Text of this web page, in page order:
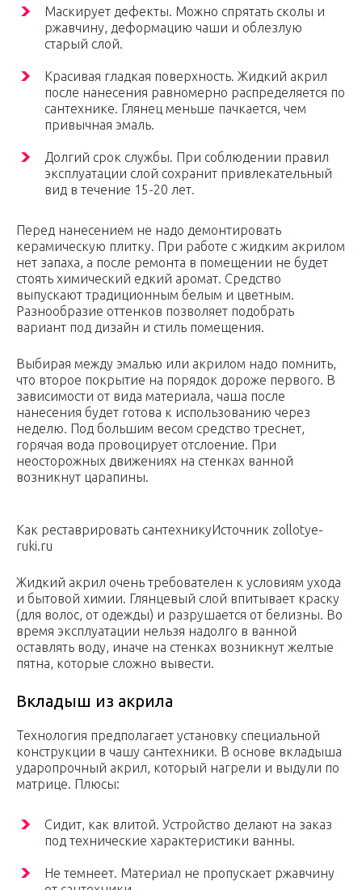
Маскирует дефекты. Можно спрятать сколы и
ржавчину, деформацию чаши и облезлую
старый слой.
Красивая гладкая поверхность. Жидкий акрил
после нанесения равномерно распределяется по
сантехнике. Глянец меньше пачкается, чем
привычная эмаль.
Долгий срок службы. При соблюдении правил
эксплуатации слой сохранит привлекательный
вид в течение 15-20 лет.
Перед нанесением не надо демонтировать
керамическую плитку. При работе с жидким акрилом
нет запаха, а после ремонта в помещении не будет
стоять химический едкий аромат. Средство
выпускают традиционным белым и цветным.
Разнообразие оттенков позволяет подобрать
вариант под дизайн и стиль помещения.
Выбирая между эмалью или акрилом надо помнить,
что второе покрытие на порядок дороже первого. В
зависимости от вида материала, чаша после
нанесения будет готова к использованию через
неделю. Под большим весом средство треснет,
горячая вода провоцирует отслоение. При
неосторожных движениях на стенках ванной
возникнут царапины.
Как реставрировать сантехникуИсточник zollotye-
ruki.ru
Жидкий акрил очень требователен к условиям ухода
и бытовой химии. Глянцевый слой впитывает краску
(для волос, от одежды) и разрушается от белизны. Во
время эксплуатации нельзя надолго в ванной
оставлять воду, иначе на стенках возникнут желтые
пятна, которые сложно вывести.
Вкладыш из акрила
Технология предполагает установку специальной
конструкции в чашу сантехники. В основе вкладыша
ударопрочный акрил, который нагрели и выдули по
матрице. Плюсы:
Сидит, как влитой. Устройство делают на заказ
под технические характеристики ванны.
Не темнеет. Материал не пропускает ржавчину